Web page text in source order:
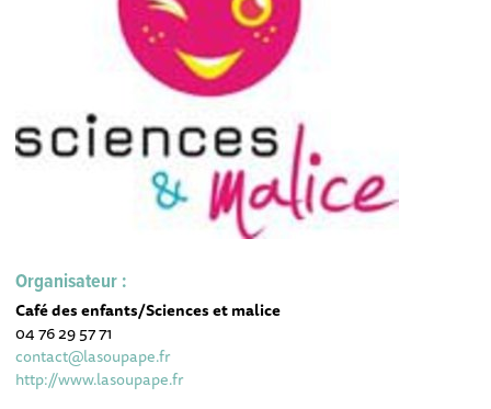
Organisateur :
Café des enfants/Sciences et malice
04 76 29 57 71
contact@lasoupape.fr
http://www.lasoupape.fr